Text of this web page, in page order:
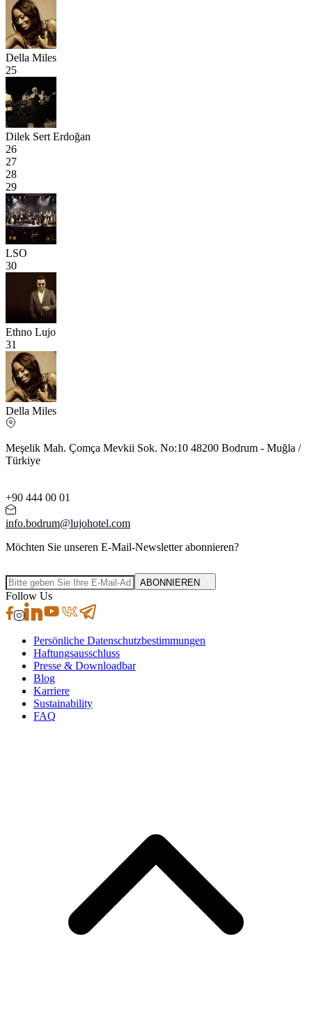
Della Miles
25
Dilek Sert Erdoğan
26
27
28
29
LSO
30
Ethno Lujo
31
Della Miles
Meşelik Mah. Çomça Mevkii Sok. No:10 48200 Bodrum - Muğla /
Türkiye
+90 444 00 01
info.bodrum@lujohotel.com
Möchten Sie unseren E-Mail-Newsletter abonnieren?
ABONNIEREN
Follow Us
Persönliche Datenschutzbestimmungen
Haftungsausschluss
Presse & Downloadbar
Blog
Karriere
Sustainability
FAQ